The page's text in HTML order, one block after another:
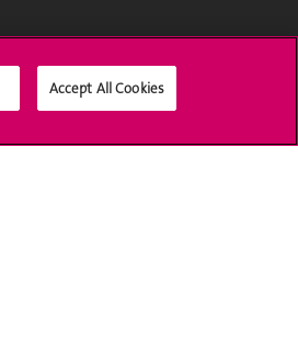
Accept All Cookies